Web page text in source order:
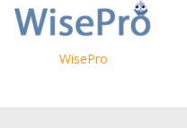
WisePro